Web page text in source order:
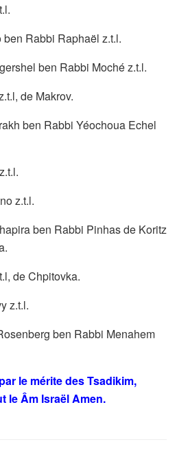
Rabbi Raphaël z.t.l.
ben Rabbi Moché z.t.l.
de Makrov.
ben Rabbi Yéochoua Echel
z.t.l.
ben Rabbi Pinhas de Koritz
de Chpitovka.
z.t.l.
ben Rabbi Menahem
le mérite des Tsadikim,
le Âm Israël Amen.